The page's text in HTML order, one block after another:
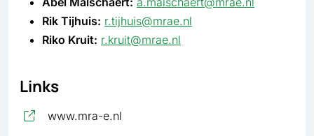
Rik Tijhuis: r.tijhuis@mrae.nl
Riko Kruit: r.kruit@mrae.nl
Links
www.mra-e.nl